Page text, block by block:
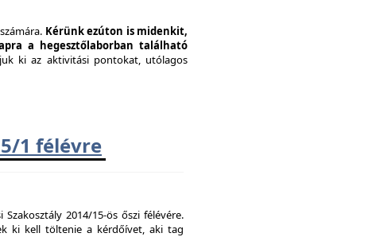
Kérünk ezúton is midenkit,
a hegesztőlaborban található
ki az aktivitási pontokat, utólagos
1 félévre
2014/15-ös őszi félévére.
ki kell töltenie a kérdőívet, aki tag